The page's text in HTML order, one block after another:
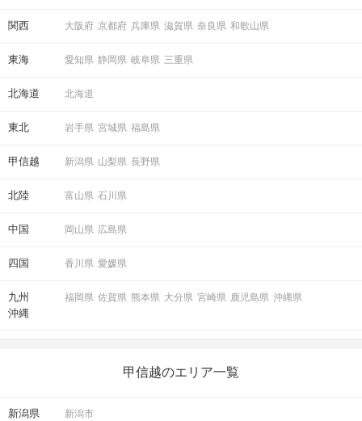
関西 大阪府 京都府 兵庫県 滋賀県 奈良県 和歌山県
東海 愛知県 静岡県 岐阜県 三重県
北海道 北海道
東北 岩手県 宮城県 福島県
甲信越 新潟県 山梨県 長野県
北陸 富山県 石川県
中国 岡山県 広島県
四国 香川県 愛媛県
九州
沖縄
福岡県 佐賀県 熊本県 大分県 宮崎県 鹿児島県 沖縄県
甲信越のエリア一覧
新潟県 新潟市